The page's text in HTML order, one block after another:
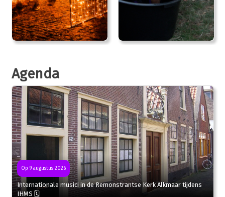
Agenda
Op 9 augustus 2026
Internationale musici in de Remonstrantse Kerk Alkmaar tijdens
IHMS 🗓